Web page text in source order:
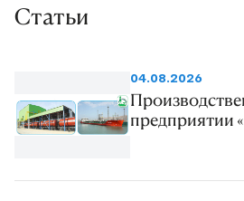
Статьи
04.08.2026
предприятии